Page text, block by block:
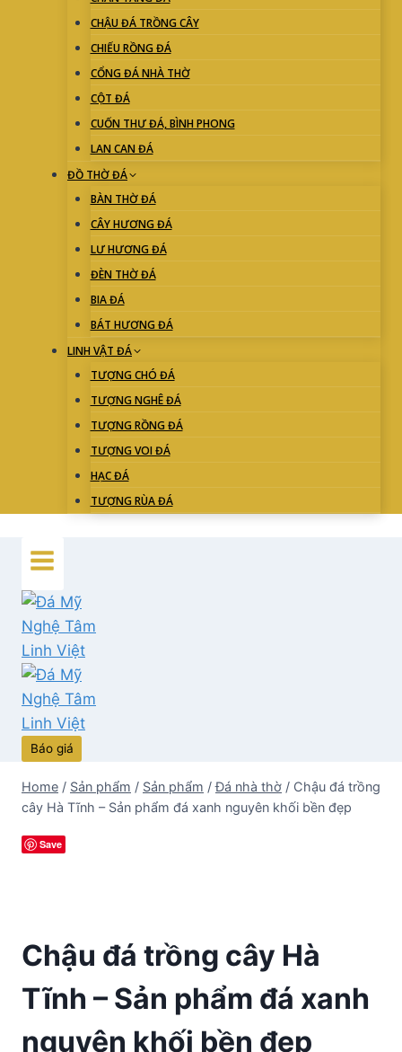
CHẬU ĐÁ TRỒNG CÂY
CHIẾU RỒNG ĐÁ
CỔNG ĐÁ NHÀ THỜ
CỘT ĐÁ
CUỐN THƯ ĐÁ, BÌNH PHONG
LAN CAN ĐÁ
ĐỒ THỜ ĐÁ
BÀN THỜ ĐÁ
CÂY HƯƠNG ĐÁ
LƯ HƯƠNG ĐÁ
ĐÈN THỜ ĐÁ
BIA ĐÁ
BÁT HƯƠNG ĐÁ
LINH VẬT ĐÁ
TƯỢNG CHÓ ĐÁ
TƯỢNG NGHÊ ĐÁ
TƯỢNG RỒNG ĐÁ
TƯỢNG VOI ĐÁ
HẠC ĐÁ
TƯỢNG RÙA ĐÁ
Báo giá
Home / Sản phẩm / Sản phẩm / Đá nhà thờ / Chậu đá trồng
cây Hà Tĩnh – Sản phẩm đá xanh nguyên khối bền đẹp
Save
Chậu đá trồng cây Hà
Tĩnh – Sản phẩm đá xanh
nguyên khối bền đẹp